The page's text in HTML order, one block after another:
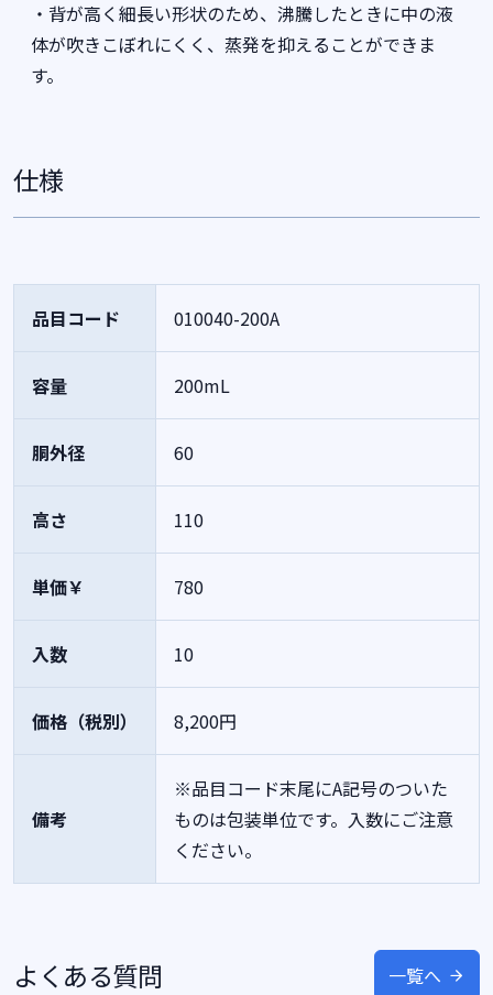
・背が高く細長い形状のため、沸騰したときに中の液
体が吹きこぼれにくく、蒸発を抑えることができま
す。
仕様
品目コード 010040-200A
容量 200mL
胴外径 60
高さ 110
単価￥ 780
入数 10
価格（税別） 8,200円
備考
※品目コード末尾にA記号のついた
ものは包装単位です。入数にご注意
ください。
よくある質問 一覧へ